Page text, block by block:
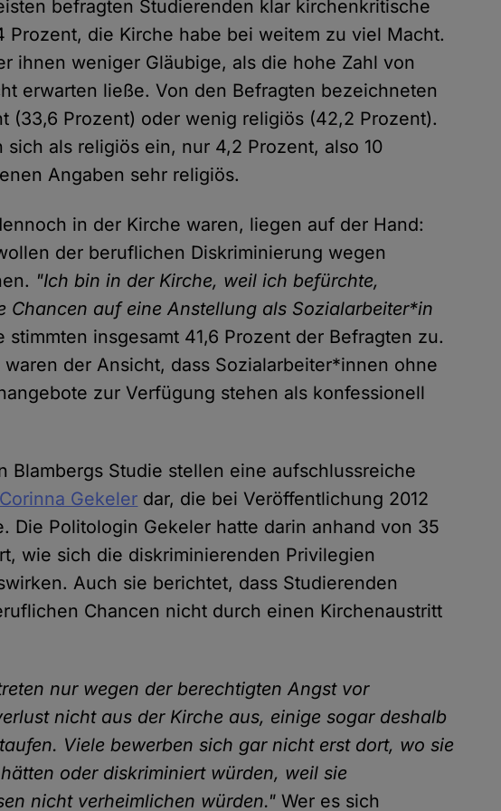
befragten Studierenden klar kirchenkritische
Prozent, die Kirche habe bei weitem zu viel Macht.
ihnen weniger Gläubige, als die hohe Zahl von
erwarten ließe. Von den Befragten bezeichneten
(33,6 Prozent) oder wenig religiös (42,2 Prozent).
sich als religiös ein, nur 4,2 Prozent, also 10
Angaben sehr religiös.
in der Kirche waren, liegen auf der Hand:
der beruflichen Diskriminierung wegen
"Ich bin in der Kirche, weil ich befürchte,
Chancen auf eine Anstellung als Sozialarbeiter*in
stimmten insgesamt 41,6 Prozent der Befragten zu.
waren der Ansicht, dass Sozialarbeiter*innen ohne
zur Verfügung stehen als konfessionell
Blambergs Studie stellen eine aufschlussreiche
Gekeler dar, die bei Veröffentlichung 2012
Die Politologin Gekeler hatte darin anhand von 35
wie sich die diskriminierenden Privilegien
Auch sie berichtet, dass Studierenden
Chancen nicht durch einen Kirchenaustritt
nur wegen der berechtigten Angst vor
nicht aus der Kirche aus, einige sogar deshalb
Viele bewerben sich gar nicht erst dort, wo sie
oder diskriminiert würden, weil sie
nicht verheimlichen würden." Wer es sich